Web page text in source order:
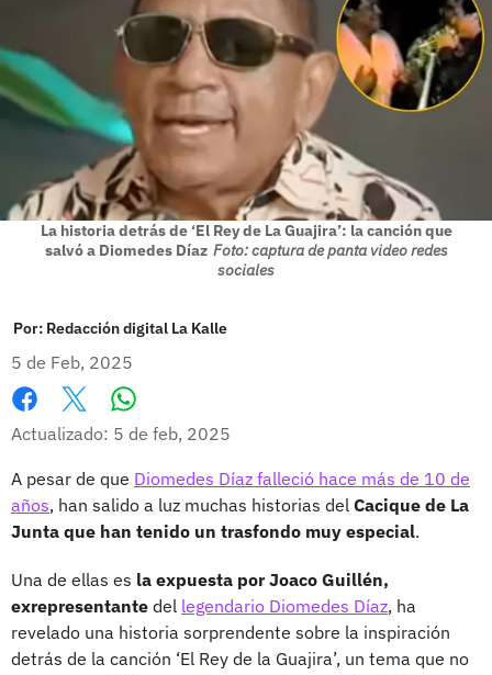
La historia detrás de ‘El Rey de La Guajira’: la canción que
salvó a Diomedes Díaz Foto: captura de panta video redes
sociales
Por: Redacción digital La Kalle
5 de Feb, 2025
Facebook
X
Actualizado: 5 de feb, 2025
A pesar de que Diomedes Díaz falleció hace más de 10 de
años, han salido a luz muchas historias del Cacique de La
Junta que han tenido un trasfondo muy especial.
Una de ellas es la expuesta por Joaco Guillén,
exrepresentante del legendario Diomedes Díaz, ha
revelado una historia sorprendente sobre la inspiración
detrás de la canción ‘El Rey de la Guajira’, un tema que no